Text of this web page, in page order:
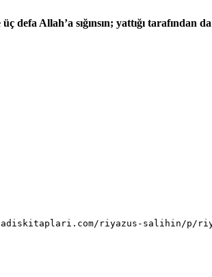
Allah’a sığınsın; yattığı tarafından
riyazus-salihin/p/